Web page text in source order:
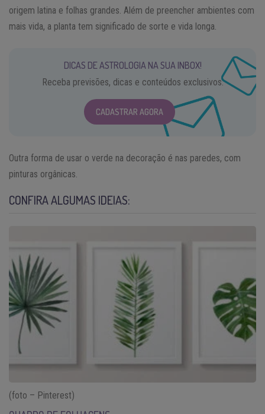
origem latina e folhas grandes. Além de preencher ambientes com
mais vida, a planta tem significado de sorte e vida longa.
DICAS DE ASTROLOGIA NA SUA INBOX!
Receba previsões, dicas e conteúdos exclusivos.
CADASTRAR AGORA
Outra forma de usar o verde na decoração é nas paredes, com
pinturas orgânicas.
CONFIRA ALGUMAS IDEIAS:
(foto – Pinterest)